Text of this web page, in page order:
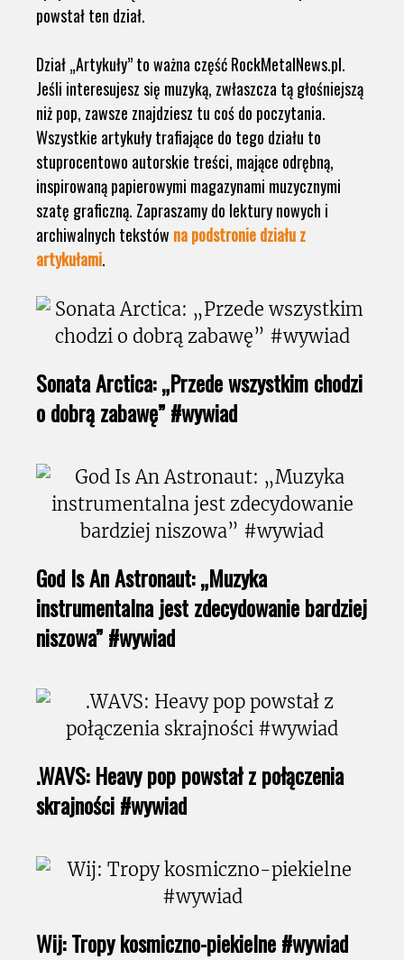
powstał ten dział.
Dział „Artykuły” to ważna część RockMetalNews.pl.
Jeśli interesujesz się muzyką, zwłaszcza tą głośniejszą
niż pop, zawsze znajdziesz tu coś do poczytania.
Wszystkie artykuły trafiające do tego działu to
stuprocentowo autorskie treści, mające odrębną,
inspirowaną papierowymi magazynami muzycznymi
szatę graficzną. Zapraszamy do lektury nowych i
archiwalnych tekstów na podstronie działu z
artykułami.
Sonata Arctica: „Przede wszystkim chodzi
o dobrą zabawę” #wywiad
God Is An Astronaut: „Muzyka
instrumentalna jest zdecydowanie bardziej
niszowa” #wywiad
.WAVS: Heavy pop powstał z połączenia
skrajności #wywiad
Wij: Tropy kosmiczno-piekielne #wywiad